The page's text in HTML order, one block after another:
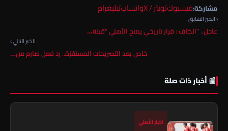
مشاركة:فيسبوكتويتر / X واتسابتيليغرام
‹ الخبر السابق
عاجل.. "الكاف : قرار تاريخي يمنح الأهلي "قبلة…
الخبر التالي ›
خاص بعد التصريحات المستفزة.. رد فعل صارم من…
📰 أخبار ذات صلة
اخبار الأهلي